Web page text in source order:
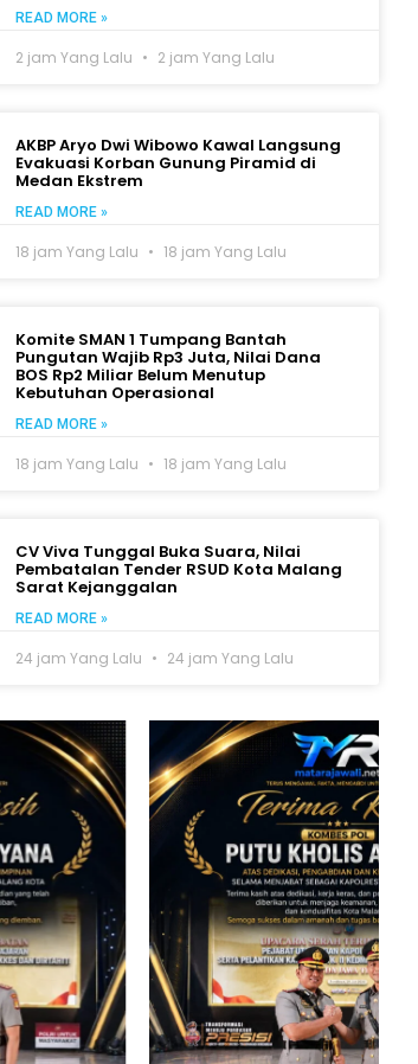
READ MORE »
2 jam Yang Lalu 2 jam Yang Lalu
AKBP Aryo Dwi Wibowo Kawal Langsung
Evakuasi Korban Gunung Piramid di
Medan Ekstrem
READ MORE »
18 jam Yang Lalu 18 jam Yang Lalu
Komite SMAN 1 Tumpang Bantah
Pungutan Wajib Rp3 Juta, Nilai Dana
BOS Rp2 Miliar Belum Menutup
Kebutuhan Operasional
READ MORE »
18 jam Yang Lalu 18 jam Yang Lalu
CV Viva Tunggal Buka Suara, Nilai
Pembatalan Tender RSUD Kota Malang
Sarat Kejanggalan
READ MORE »
24 jam Yang Lalu 24 jam Yang Lalu